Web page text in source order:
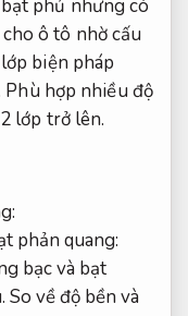
phủ nhưng có
ô tô nhờ cấu
biện pháp
Phù hợp nhiều độ
lớp trở lên.
phản quang:
bạc và bạt
So về độ bền và